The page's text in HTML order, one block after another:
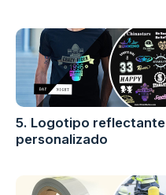
5. Logotipo reflectante
personalizado